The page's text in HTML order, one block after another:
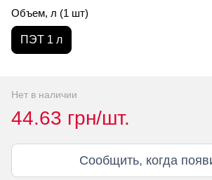
Объем, л (1 шт)
ПЭТ 1 л
Нет в наличии
44.63 грн/шт.
Сообщить, когда